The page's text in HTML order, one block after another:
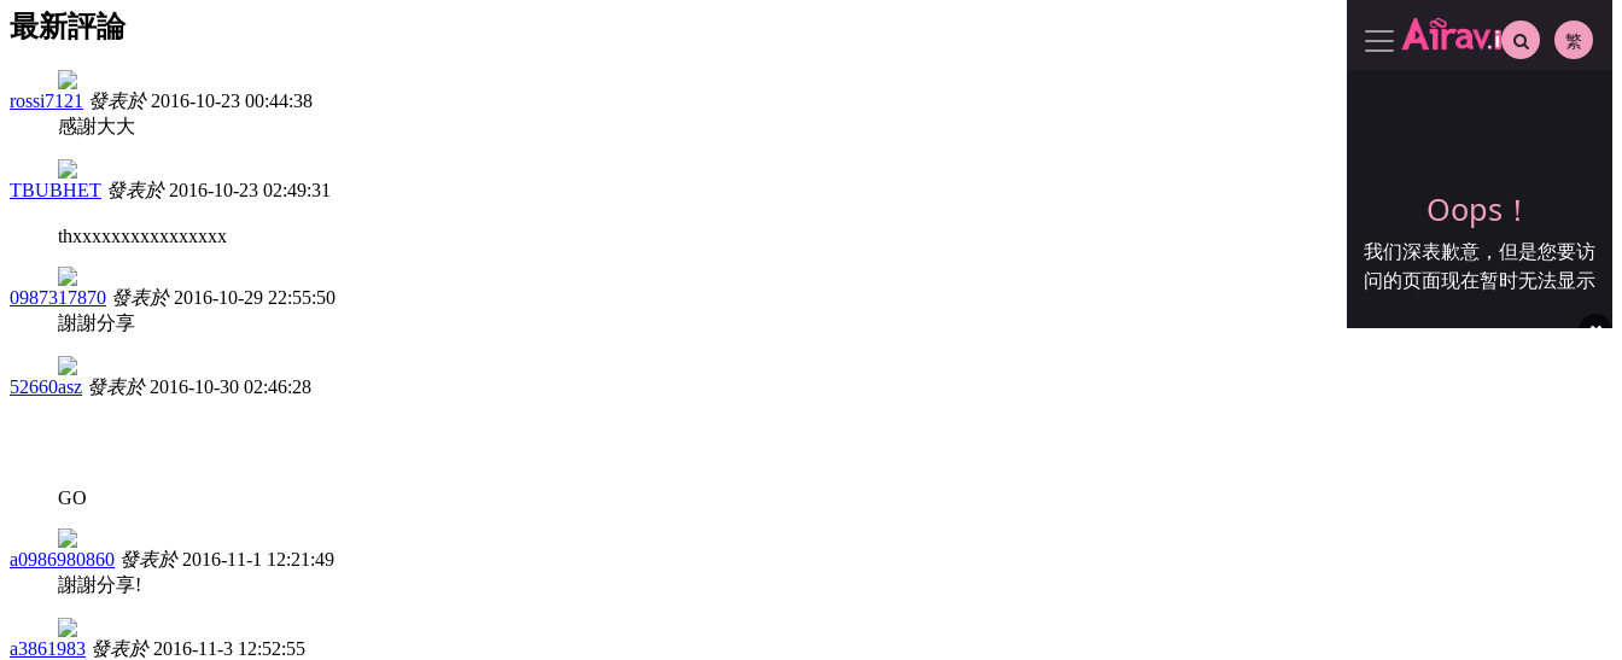
最新評論
rossi7121 發表於 2016-10-23 00:44:38
感謝大大
TBUBHET 發表於 2016-10-23 02:49:31
thxxxxxxxxxxxxxxxx
0987317870 發表於 2016-10-29 22:55:50
謝謝分享
52660asz 發表於 2016-10-30 02:46:28
GO
a0986980860 發表於 2016-11-1 12:21:49
謝謝分享!
a3861983 發表於 2016-11-3 12:52:55